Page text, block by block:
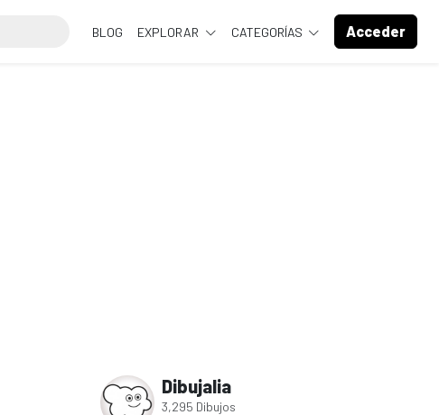
BLOG EXPLORAR CATEGORÍAS Acceder
Dibujalia
3,295 Dibujos